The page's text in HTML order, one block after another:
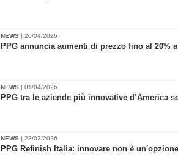
NEWS | 20/04/2026
PPG annuncia aumenti di prezzo fino al 20%
NEWS | 01/04/2026
​PPG tra le aziende più innovative d’America
NEWS | 23/02/2026
PPG Refinish Italia: innovare non è